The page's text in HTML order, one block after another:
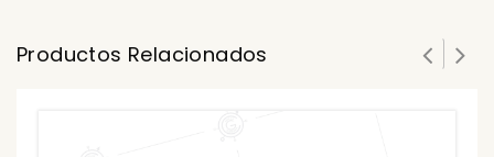
Productos Relacionados